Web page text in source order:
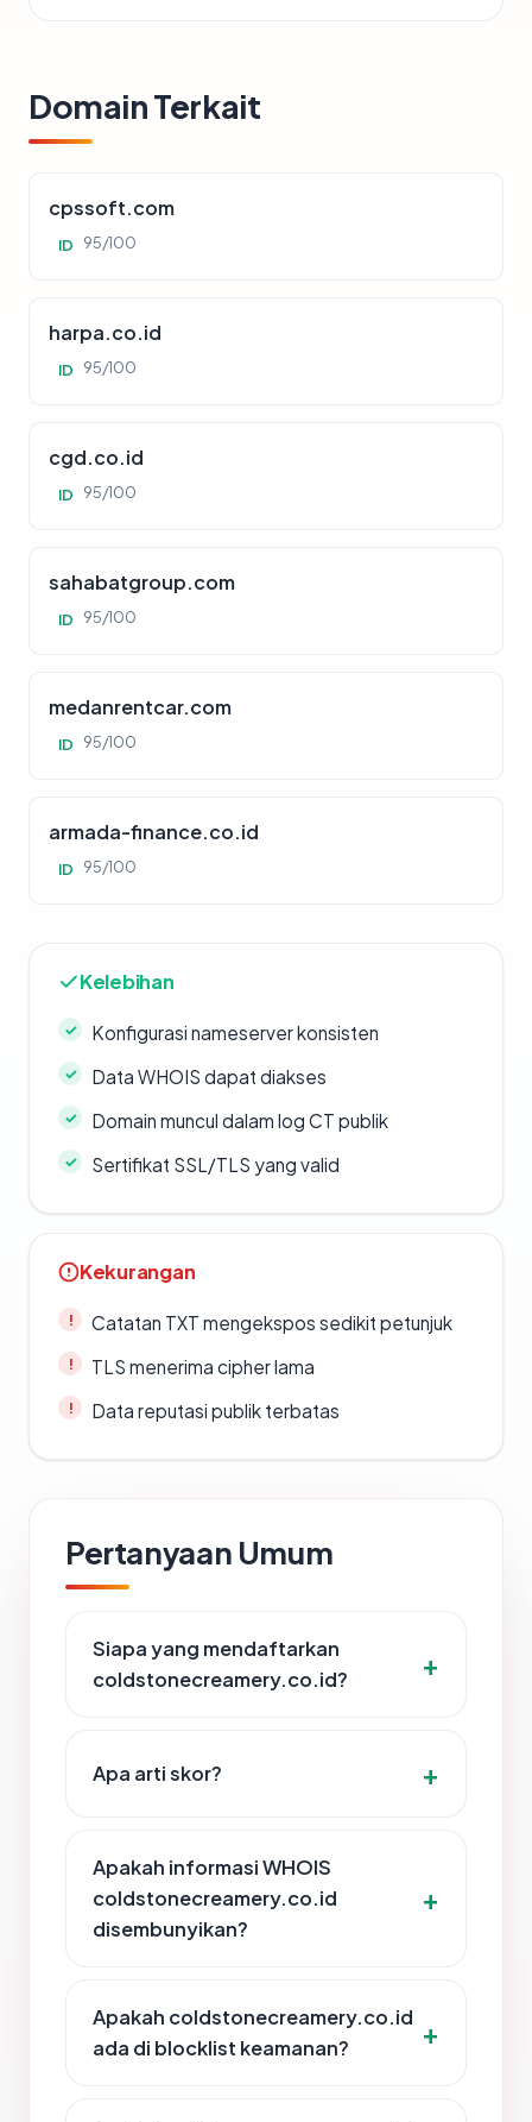
Domain Terkait
cpssoft.com
ID 95/100
harpa.co.id
ID 95/100
cgd.co.id
ID 95/100
sahabatgroup.com
ID 95/100
medanrentcar.com
ID 95/100
armada-finance.co.id
ID 95/100
Kelebihan
Konfigurasi nameserver konsisten
Data WHOIS dapat diakses
Domain muncul dalam log CT publik
Sertifikat SSL/TLS yang valid
Kekurangan
Catatan TXT mengekspos sedikit petunjuk
TLS menerima cipher lama
Data reputasi publik terbatas
Pertanyaan Umum
Siapa yang mendaftarkan
coldstonecreamery.co.id?
Apa arti skor?
Apakah informasi WHOIS
coldstonecreamery.co.id
disembunyikan?
Apakah coldstonecreamery.co.id
ada di blocklist keamanan?